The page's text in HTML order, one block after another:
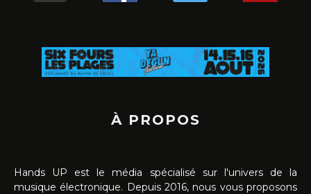
À PROPOS
Hands UP est le média spécialisé sur l'univers de la
musique électronique. Depuis 2016, nous vous proposons